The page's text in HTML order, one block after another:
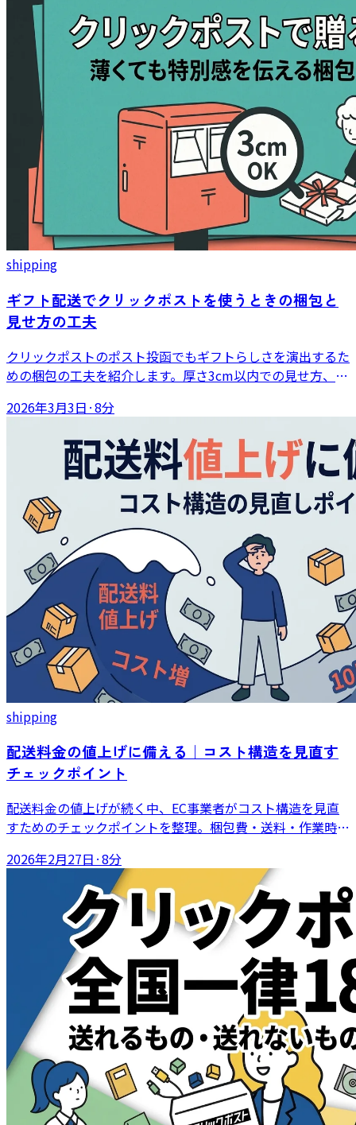
shipping
ギフト配送でクリックポストを使うときの梱包と
見せ方の工夫
クリックポストのポスト投函でもギフトらしさを演出するた
めの梱包の工夫を紹介します。厚さ3cm以内での見せ方、メ
べきケースも整理します。
2026年3月3日 ·8分
shipping
配送料金の値上げに備える｜コスト構造を見直す
チェックポイント
配送料金の値上げが続く中、EC事業者がコスト構造を見直
すためのチェックポイントを整理。梱包費・送料・作業時
対応する方法を解説します。
2026年2月27日 ·8分